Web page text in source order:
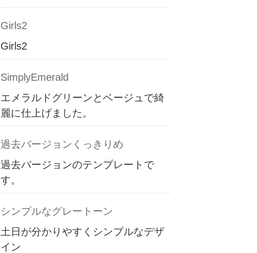
Girls2
Girls2
SimplyEmerald
エメラルドグリーンとベージュで綺
麗に仕上げました。
過去バージョンくっきりめ
過去バージョンのテンプレートで
す。
シンプルなグレートーン
土日が分かりやすくシンプルなデザ
イン